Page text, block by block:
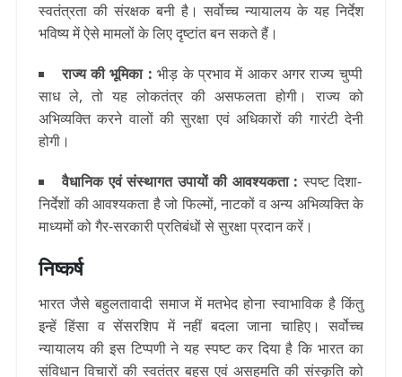
स्वतंत्रता की संरक्षक बनी है। सर्वोच्च न्यायालय के यह निर्देश
भविष्य में ऐसे मामलों के लिए दृष्टांत बन सकते हैं।
राज्य की भूमिका : भीड़ के प्रभाव में आकर अगर राज्य चुप्पी
साध ले, तो यह लोकतंत्र की असफलता होगी। राज्य को
अभिव्यक्ति करने वालों की सुरक्षा एवं अधिकारों की गारंटी देनी
होगी।
वैधानिक एवं संस्थागत उपायों की आवश्यकता : स्पष्ट दिशा-
निर्देशों की आवश्यकता है जो फिल्मों, नाटकों व अन्य अभिव्यक्ति के
माध्यमों को गैर-सरकारी प्रतिबंधों से सुरक्षा प्रदान करें।
निष्कर्ष
भारत जैसे बहुलतावादी समाज में मतभेद होना स्वाभाविक है किंतु
इन्हें हिंसा व सेंसरशिप में नहीं बदला जाना चाहिए। सर्वोच्च
न्यायालय की इस टिप्पणी ने यह स्पष्ट कर दिया है कि भारत का
संविधान विचारों की स्वतंत्र बहस एवं असहमति की संस्कृति को